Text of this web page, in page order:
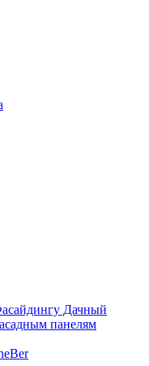
Дачный
панелям